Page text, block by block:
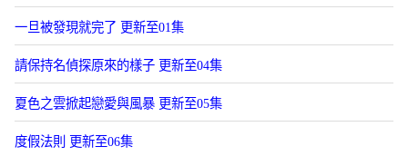
一旦被發現就完了 更新至01集
請保持名偵探原來的樣子 更新至04集
夏色之雲掀起戀愛與風暴 更新至05集
度假法則 更新至06集